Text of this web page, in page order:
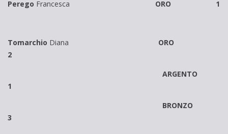
Perego Francesca ORO 1
Tomarchio Diana ORO
2
ARGENTO
1
BRONZO
3